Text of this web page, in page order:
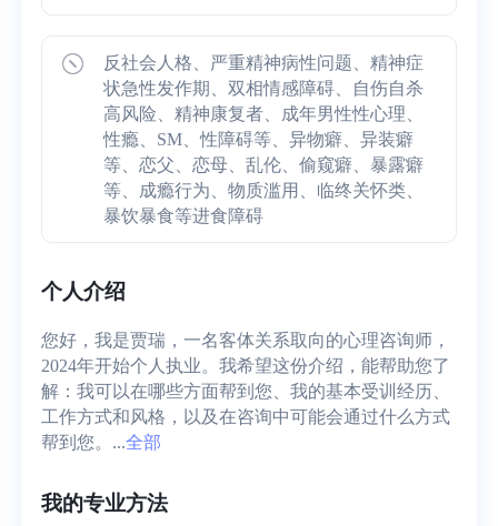
反社会人格、严重精神病性问题、精神症
状急性发作期、双相情感障碍、自伤自杀
高风险、精神康复者、成年男性性心理、
性瘾、SM、性障碍等、异物癖、异装癖
等、恋父、恋母、乱伦、偷窥癖、暴露癖
等、成瘾行为、物质滥用、临终关怀类、
暴饮暴食等进食障碍
个人介绍
您好，我是贾瑞，一名客体关系取向的心理咨询师，
2024年开始个人执业。我希望这份介绍，能帮助您了
解：我可以在哪些方面帮到您、我的基本受训经历、
工作方式和风格，以及在咨询中可能会通过什么方式
帮到您。...全部
我的专业方法